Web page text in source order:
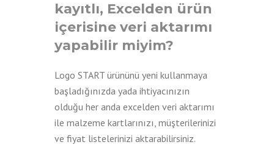
kayıtlı, Excelden ürün
içerisine veri aktarımı
yapabilir miyim?
Logo START ürününü yeni kullanmaya
başladığınızda yada ihtiyacınızın
olduğu her anda excelden veri aktarımı
ile malzeme kartlarınızı, müşterilerinizi
ve fiyat listelerinizi aktarabilirsiniz.